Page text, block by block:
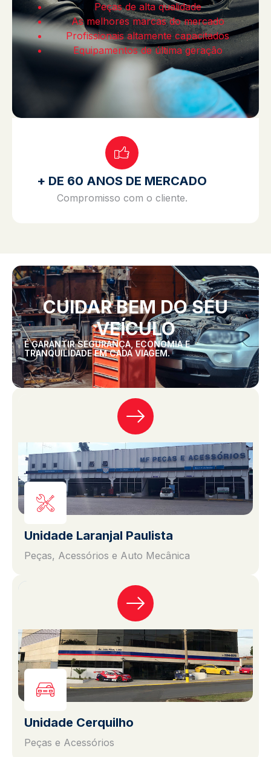
Peças de alta qualidade
As melhores marcas do mercado
Profissionais altamente capacitados
Equipamentos de última geração
+ DE 60 ANOS DE MERCADO
Compromisso com o cliente.
CUIDAR BEM DO SEU
VEÍCULO
É GARANTIR SEGURANÇA, ECONOMIA E
TRANQUILIDADE EM CADA VIAGEM.
Unidade Laranjal Paulista
Peças, Acessórios e Auto Mecânica
Unidade Cerquilho
Peças e Acessórios